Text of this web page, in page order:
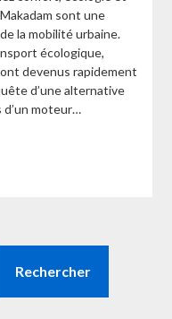
sont une
la mobilité urbaine.
écologique,
devenus rapidement
d’une alternative
moteur…
Rechercher